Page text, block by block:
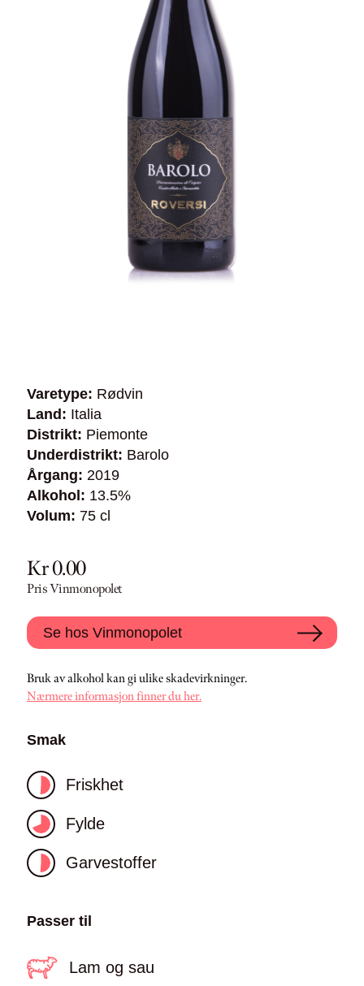
Varetype: Rødvin
Land: Italia
Distrikt: Piemonte
Underdistrikt: Barolo
Årgang: 2019
Alkohol: 13.5%
Volum: 75 cl
Kr 0.00
Pris Vinmonopolet
Se hos Vinmonopolet
Bruk av alkohol kan gi ulike skadevirkninger.
Nærmere informasjon finner du her.
Smak
Friskhet
Fylde
Garvestoffer
Passer til
Lam og sau